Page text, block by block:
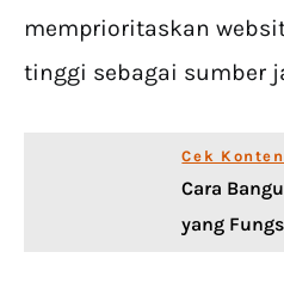
memprioritaskan
tinggi sebagai sumber
Cek
Cara
yang